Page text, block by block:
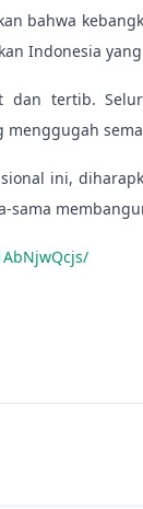
bahwa
Indonesia
dan tertib.
menggugah
ini,
sama